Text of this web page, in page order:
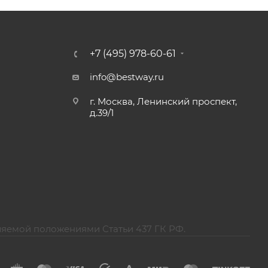
+7 (495) 978-60-61
info@bestway.ru
г. Москва, Ленинский проспект,
д.39/1
положениями Статьи 437 ГК РФ.